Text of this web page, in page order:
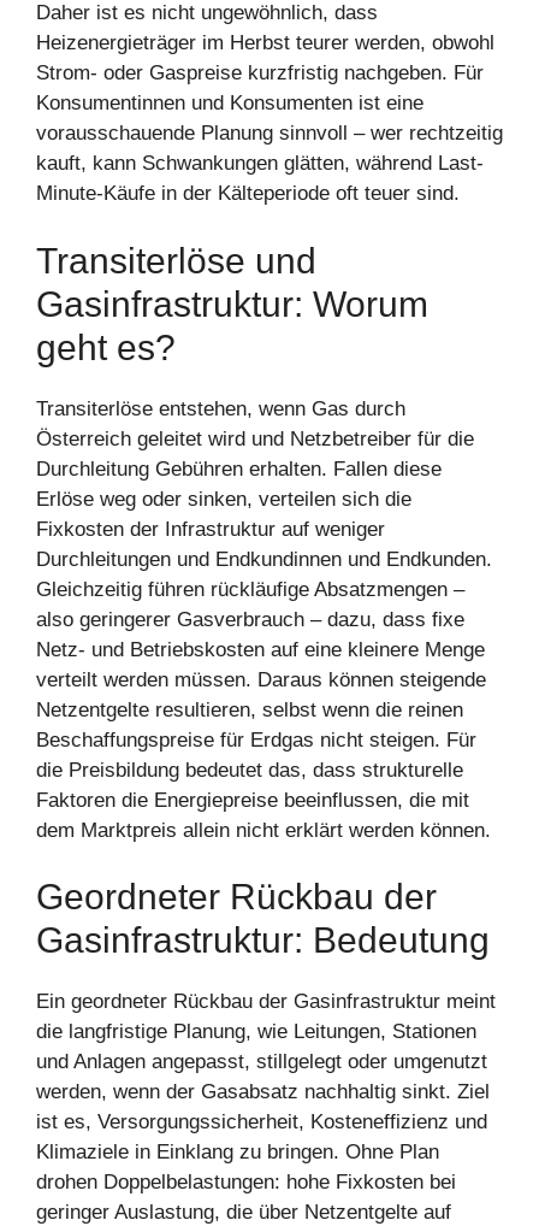
Daher ist es nicht ungewöhnlich, dass
Heizenergieträger im Herbst teurer werden, obwohl
Strom- oder Gaspreise kurzfristig nachgeben. Für
Konsumentinnen und Konsumenten ist eine
vorausschauende Planung sinnvoll – wer rechtzeitig
kauft, kann Schwankungen glätten, während Last-
Minute-Käufe in der Kälteperiode oft teuer sind.
Transiterlöse und
Gasinfrastruktur: Worum
geht es?
Transiterlöse entstehen, wenn Gas durch
Österreich geleitet wird und Netzbetreiber für die
Durchleitung Gebühren erhalten. Fallen diese
Erlöse weg oder sinken, verteilen sich die
Fixkosten der Infrastruktur auf weniger
Durchleitungen und Endkundinnen und Endkunden.
Gleichzeitig führen rückläufige Absatzmengen –
also geringerer Gasverbrauch – dazu, dass fixe
Netz- und Betriebskosten auf eine kleinere Menge
verteilt werden müssen. Daraus können steigende
Netzentgelte resultieren, selbst wenn die reinen
Beschaffungspreise für Erdgas nicht steigen. Für
die Preisbildung bedeutet das, dass strukturelle
Faktoren die Energiepreise beeinflussen, die mit
dem Marktpreis allein nicht erklärt werden können.
Geordneter Rückbau der
Gasinfrastruktur: Bedeutung
Ein geordneter Rückbau der Gasinfrastruktur meint
die langfristige Planung, wie Leitungen, Stationen
und Anlagen angepasst, stillgelegt oder umgenutzt
werden, wenn der Gasabsatz nachhaltig sinkt. Ziel
ist es, Versorgungssicherheit, Kosteneffizienz und
Klimaziele in Einklang zu bringen. Ohne Plan
drohen Doppelbelastungen: hohe Fixkosten bei
geringer Auslastung, die über Netzentgelte auf